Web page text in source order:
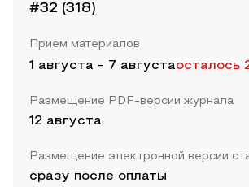
#32 (318)
Прием материалов
1 августа - 7 августаосталось
Размещение PDF-версии журнала
12 августа
Размещение электронной версии
сразу после оплаты